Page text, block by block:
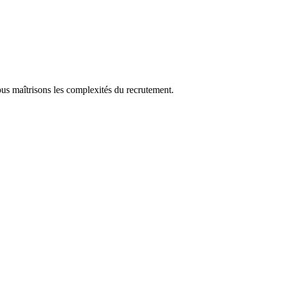
maîtrisons les complexités du recrutement.